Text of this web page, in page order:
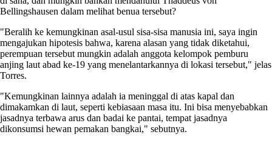
Bellingshausen dalam melihat benua tersebut?
"Beralih ke kemungkinan asal-usul sisa-sisa manusia ini, saya ingin
mengajukan hipotesis bahwa, karena alasan yang tidak diketahui,
perempuan tersebut mungkin adalah anggota kelompok pemburu
anjing laut abad ke-19 yang menelantarkannya di lokasi tersebut," jelas
Torres.
"Kemungkinan lainnya adalah ia meninggal di atas kapal dan
dimakamkan di laut, seperti kebiasaan masa itu. Ini bisa menyebabkan
jasadnya terbawa arus dan badai ke pantai, tempat jasadnya
dikonsumsi hewan pemakan bangkai," sebutnya.